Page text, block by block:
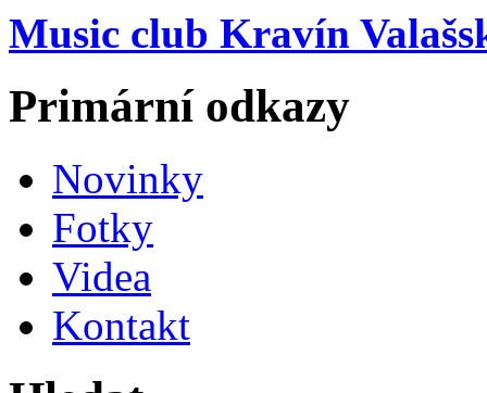
Music club Kravín
Primární odkazy
Novinky
Fotky
Videa
Kontakt